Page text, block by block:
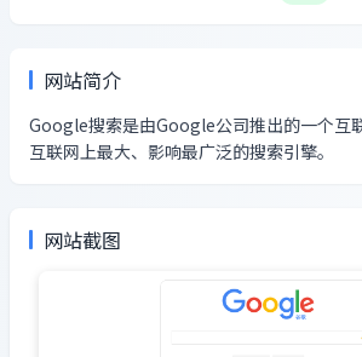
网站简介
Google搜索是由Google公司推出的一个互
互联网上最大、影响最广泛的搜索引擎。
网站截图